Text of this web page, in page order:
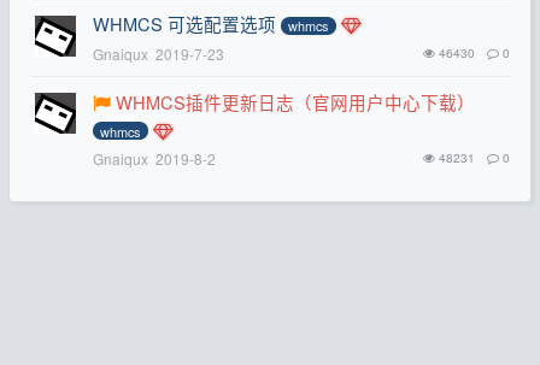
WHMCS 可选配置选项 whmcs
Gnaiqux 2019-7-23 46430 0
WHMCS插件更新日志（官网用户中心下载）
whmcs
Gnaiqux 2019-8-2 48231 0